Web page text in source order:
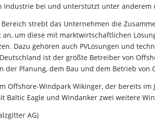
Industrie bei und unterstützt unter anderem
Bereich strebt das Unternehmen die
an, um diese mit marktwirtschaftlichen
Dazu gehören auch PVLösungen und
ist der größte Betreiber von
der Planung, dem Bau und dem Betrieb
Offshore-Windpark Wikinger, der bereits im
Baltic Eagle und Windanker zwei weitere
AG)